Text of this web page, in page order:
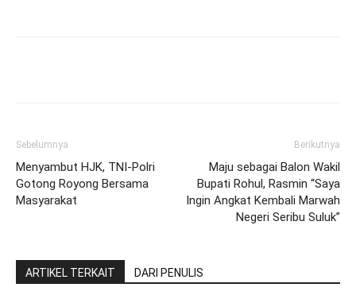
Sebelumnya
Menyambut HJK, TNI-Polri
Gotong Royong Bersama
Masyarakat
Berikutnya
Maju sebagai Balon Wakil
Bupati Rohul, Rasmin “Saya
Ingin Angkat Kembali Marwah
Negeri Seribu Suluk”
ARTIKEL TERKAIT DARI PENULIS